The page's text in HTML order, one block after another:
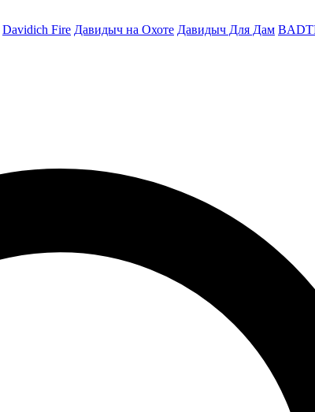
Davidich Fire Давидыч на Охоте Давидыч Для Дам